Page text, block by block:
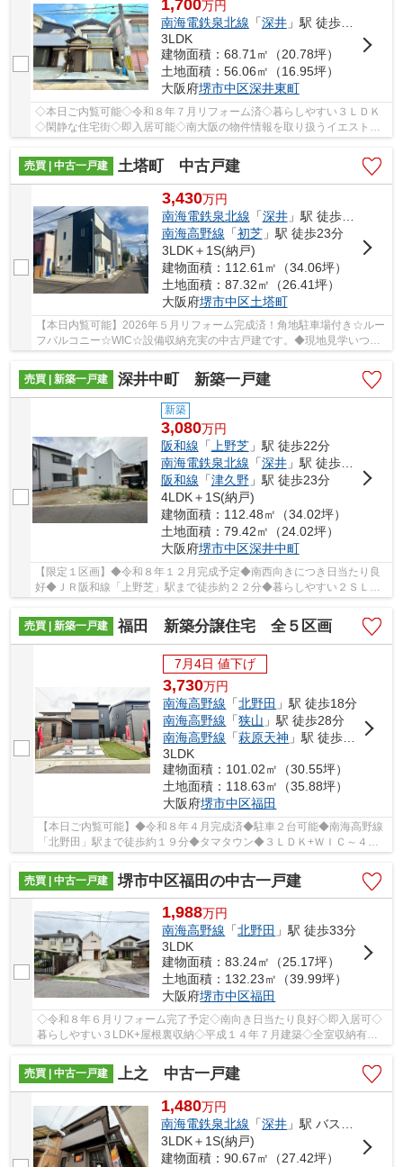
1,700万円
南海電鉄泉北線 「深井」駅 徒歩13分
3LDK
建物面積：68.71㎡（20.78坪）
土地面積：56.06㎡（16.95坪）
大阪府堺市中区深井東町
◇本日ご内覧可能◇令和８年７月リフォーム済◇暮らしやすい３ＬＤＫ
◇閑静な住宅街◇即入居可能◇南大阪の物件情報を取り扱うイエスト
売買 | 中古一戸建
土塔町 中古戸建
3,430万円
南海電鉄泉北線 「深井」駅 徒歩24分
南海高野線 「初芝」駅 徒歩23分
3LDK＋1S(納戸)
建物面積：112.61㎡（34.06坪）
土地面積：87.32㎡（26.41坪）
大阪府堺市中区土塔町
【本日内覧可能】2026年５月リフォーム完成済！角地駐車場付き☆ルー
フバルコニー☆WIC☆設備収納充実の中古戸建です。◆現地見学いつで
売買 | 新築一戸建
深井中町 新築一戸建
新築
3,080万円
阪和線 「 上野芝」駅 徒歩22分
南海電鉄泉北線 「深井」駅 徒歩22分
阪和線 「津久野」駅 徒歩23分
4LDK＋1S(納戸)
建物面積：112.48㎡（34.02坪）
土地面積：79.42㎡（24.02坪）
大阪府堺市中区深井中町
【限定１区画】◆令和８年１２月完成予定◆南西向きにつき日当たり良
好◆ＪＲ阪和線「上野芝」駅まで徒歩約２２分◆暮らしやすい２ＳＬＤ
Ｋ+２ＷＩＣ◆全居室６帖以上□フラット３５Ｓ対応物件
売買 | 新築一戸建
福田 新築分譲住宅 全５区画
7月4日 値下げ
3,730万円
南海高野線 「北野田 」駅 徒歩18分
南海高野線 「狭山 」駅 徒歩28分
南海高野線 「萩原天神 」駅 徒歩33分
3LDK
建物面積：101.02㎡（30.55坪）
土地面積：118.63㎡（35.88坪）
大阪府堺市中区福田
【本日ご内覧可能】◆令和８年４月完成済◆駐車２台可能◆南海高野線
「北野田」駅まで徒歩約１９分◆タマタウン◆３ＬＤＫ+ＷＩＣ～４Ｌ
ＤＫ+２ＷＩＣ□閑静な住宅街です
売買 | 中古一戸建
堺市中区福田の中古一戸建
1,988万円
南海高野線 「北野田 」駅 徒歩33分
3LDK
建物面積：83.24㎡（25.17坪）
土地面積：132.23㎡（39.99坪）
大阪府堺市中区福田
◇令和８年６月リフォーム完了予定◇南向き日当たり良好◇即入居可◇
暮らしやすい３LDK+屋根裏収納◇平成１４年７月建築◇全室収納有◇
売買 | 中古一戸建
上之 中古一戸建
1,480万円
南海電鉄泉北線 「深井 」駅 バス13分 「辻之」 停歩5分
3LDK＋1S(納戸)
建物面積：90.67㎡（27.42坪）